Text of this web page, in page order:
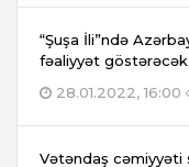
“Şuşa İli”ndə
fəaliyyət göstərəcək
28.01.2022, 16:00
Vətəndaş cəmiyyəti